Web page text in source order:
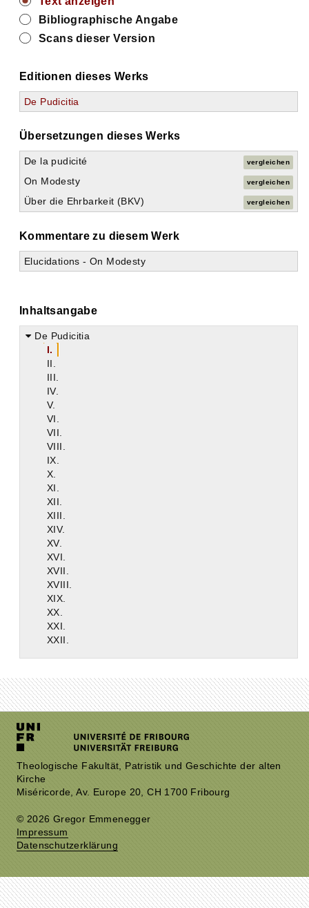
Bibliographische Angabe
Scans dieser Version
Editionen dieses Werks
De Pudicitia
Übersetzungen dieses Werks
De la pudicité vergleichen
On Modesty vergleichen
Über die Ehrbarkeit (BKV) vergleichen
Kommentare zu diesem Werk
Elucidations - On Modesty
Inhaltsangabe
De Pudicitia
I.
II.
III.
IV.
V.
VI.
VII.
VIII.
IX.
X.
XI.
XII.
XIII.
XIV.
XV.
XVI.
XVII.
XVIII.
XIX.
XX.
XXI.
XXII.
Theologische Fakultät, Patristik und Geschichte der alten
Kirche
Miséricorde, Av. Europe 20, CH 1700 Fribourg
© 2026 Gregor Emmenegger
Impressum
Datenschutzerklärung